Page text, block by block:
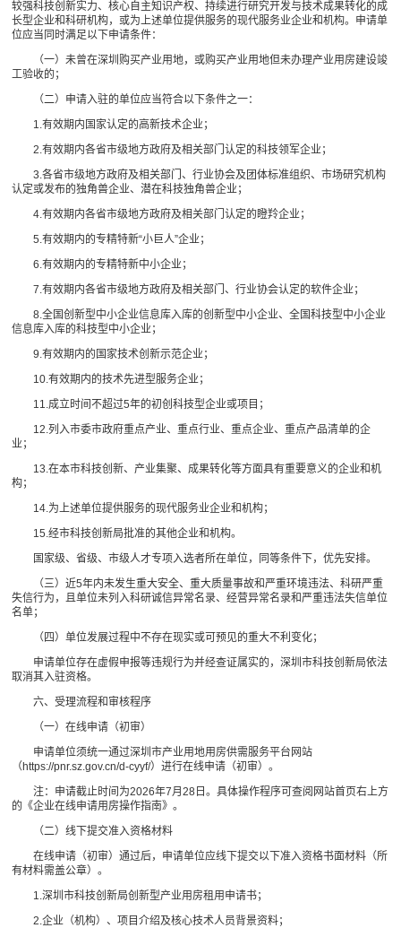
较强科技创新实力、核心自主知识产权、持续进行研究开发与技术成果转化的成
长型企业和科研机构，或为上述单位提供服务的现代服务业企业和机构。申请单
位应当同时满足以下申请条件：
（一）未曾在深圳购买产业用地，或购买产业用地但未办理产业用房建设竣
工验收的；
（二）申请入驻的单位应当符合以下条件之一：
1.有效期内国家认定的高新技术企业；
2.有效期内各省市级地方政府及相关部门认定的科技领军企业；
3.各省市级地方政府及相关部门、行业协会及团体标准组织、市场研究机构
认定或发布的独角兽企业、潜在科技独角兽企业；
4.有效期内各省市级地方政府及相关部门认定的瞪羚企业；
5.有效期内的专精特新“小巨人”企业；
6.有效期内的专精特新中小企业；
7.有效期内各省市级地方政府及相关部门、行业协会认定的软件企业；
8.全国创新型中小企业信息库入库的创新型中小企业、全国科技型中小企业
信息库入库的科技型中小企业；
9.有效期内的国家技术创新示范企业；
10.有效期内的技术先进型服务企业；
11.成立时间不超过5年的初创科技型企业或项目；
12.列入市委市政府重点产业、重点行业、重点企业、重点产品清单的企
业；
13.在本市科技创新、产业集聚、成果转化等方面具有重要意义的企业和机
构；
14.为上述单位提供服务的现代服务业企业和机构；
15.经市科技创新局批准的其他企业和机构。
国家级、省级、市级人才专项入选者所在单位，同等条件下，优先安排。
（三）近5年内未发生重大安全、重大质量事故和严重环境违法、科研严重
失信行为，且单位未列入科研诚信异常名录、经营异常名录和严重违法失信单位
名单；
（四）单位发展过程中不存在现实或可预见的重大不利变化；
申请单位存在虚假申报等违规行为并经查证属实的，深圳市科技创新局依法
取消其入驻资格。
六、受理流程和审核程序
（一）在线申请（初审）
申请单位须统一通过深圳市产业用地用房供需服务平台网站
（https://pnr.sz.gov.cn/d-cyyf/）进行在线申请（初审）。
注：申请截止时间为2026年7月28日。具体操作程序可查阅网站首页右上方
的《企业在线申请用房操作指南》。
（二）线下提交准入资格材料
在线申请（初审）通过后，申请单位应线下提交以下准入资格书面材料（所
有材料需盖公章）。
1.深圳市科技创新局创新型产业用房租用申请书；
2.企业（机构）、项目介绍及核心技术人员背景资料；